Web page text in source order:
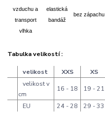
vzduchu a
transport
vlhka
elastická
bandáž
bez zápachu
Tabulka velikostí :
velikost XXS XS
velikost v
cm
16 - 18 19 - 21
EU 24 - 28 29 - 33